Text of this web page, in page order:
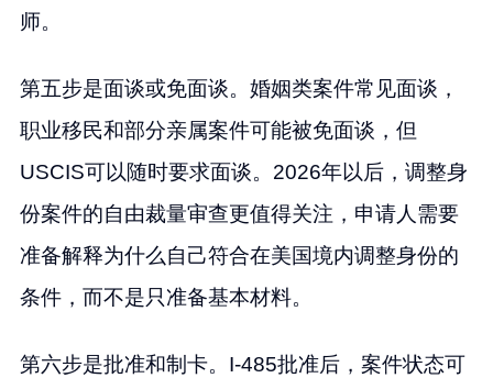
师。
第五步是面谈或免面谈。婚姻类案件常见面谈，
职业移民和部分亲属案件可能被免面谈，但
USCIS可以随时要求面谈。2026年以后，调整身
份案件的自由裁量审查更值得关注，申请人需要
准备解释为什么自己符合在美国境内调整身份的
条件，而不是只准备基本材料。
第六步是批准和制卡。I-485批准后，案件状态可